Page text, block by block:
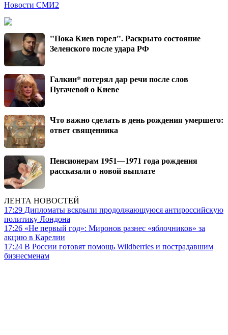
Новости СМИ2
"Пока Киев горел". Раскрыто состояние
Зеленского после удара РФ
Галкин* потерял дар речи после слов
Пугачевой о Киеве
Что важно сделать в день рождения умершего:
ответ священника
Пенсионерам 1951—1971 года рождения
рассказали о новой выплате
ЛЕНТА НОВОСТЕЙ
17:29 Дипломаты вскрыли продолжающуюся антироссийскую
политику Лондона
17:26 «Не первый год»: Миронов разнес «яблочников» за
акцию в Карелии
17:24 В России готовят помощь Wildberries и пострадавшим
бизнесменам